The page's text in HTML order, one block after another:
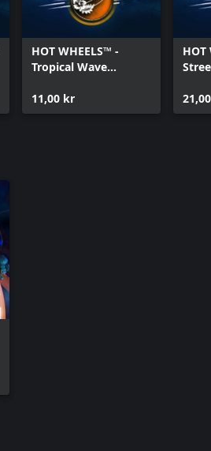
HOT WHEELS™ -
Tropical Wave
Xbox Series X|S
11,00 kr
HOT
X|S